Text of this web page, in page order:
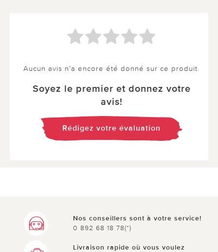
Aucun avis n'a encore été donné sur ce produit.
Soyez le premier et donnez votre
avis!
Rédigez votre évaluation
Nos conseillers sont à votre service!
0 892 68 18 78(*)
Livraison rapide où vous voulez